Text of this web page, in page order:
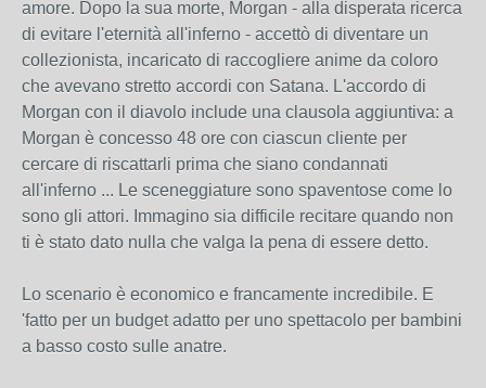
amore. Dopo la sua morte, Morgan - alla disperata ricerca
di evitare l'eternità all'inferno - accettò di diventare un
collezionista, incaricato di raccogliere anime da coloro
che avevano stretto accordi con Satana. L'accordo di
Morgan con il diavolo include una clausola aggiuntiva: a
Morgan è concesso 48 ore con ciascun cliente per
cercare di riscattarli prima che siano condannati
all'inferno ... Le sceneggiature sono spaventose come lo
sono gli attori. Immagino sia difficile recitare quando non
ti è stato dato nulla che valga la pena di essere detto.
Lo scenario è economico e francamente incredibile. E
'fatto per un budget adatto per uno spettacolo per bambini
a basso costo sulle anatre.